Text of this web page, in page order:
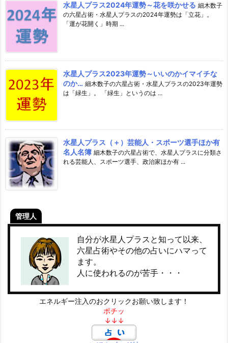
水星人プラス2024年運勢～花を咲かせる 細木数子
の六星占術・水星人プラスの2024年運勢は「立花」。
「運が花開く」時期 ...
水星人プラス2023年運勢～いいのかイマイチな
のか… 細木数子の六星占術・水星人プラスの2023年運勢
は「緑生」。 「緑生」というのは ...
水星人プラス（＋）芸能人・スポーツ選手ほか有
名人名簿 細木数子の六星占術で、水星人プラスに分類さ
れる芸能人、スポーツ選手、政治家ほか有 ...
管理人
自分が水星人プラスと知って以来、
六星占術やその他の占いにハマって
ます。
人に使われるのが苦手・・・
エネルギー注入のおクリックお願い致します！
ポチッ
↓↓↓